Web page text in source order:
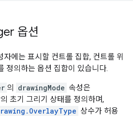
옵션
자에는 표시할 컨트롤 집합, 컨트롤 위
정의하는 옵션 집합이 있습니다.
의 drawingMode 속성은
초기 그리기 상태를 정의하며,
상수가 허용